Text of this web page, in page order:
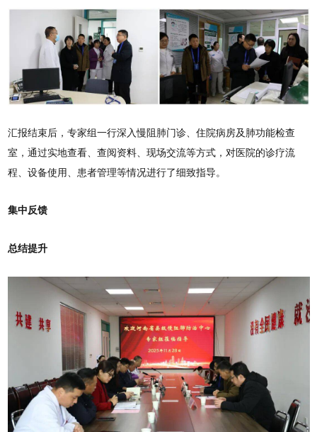
汇报结束后，专家组一行深入慢阻肺门诊、住院病房及肺功能检查
室，通过实地查看、查阅资料、现场交流等方式，对医院的诊疗流
程、设备使用、患者管理等情况进行了细致指导。
集中反馈
总结提升